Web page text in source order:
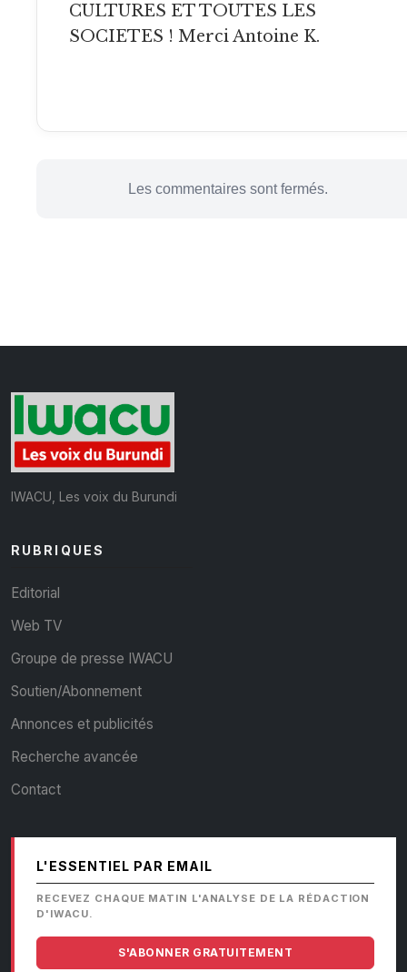
CULTURES ET TOUTES LES
SOCIETES ! Merci Antoine K.
Les commentaires sont fermés.
IWACU, Les voix du Burundi
RUBRIQUES
Editorial
Web TV
Groupe de presse IWACU
Soutien/Abonnement
Annonces et publicités
Recherche avancée
Contact
L'ESSENTIEL PAR EMAIL
RECEVEZ CHAQUE MATIN L'ANALYSE DE LA RÉDACTION
D'IWACU.
S'ABONNER GRATUITEMENT